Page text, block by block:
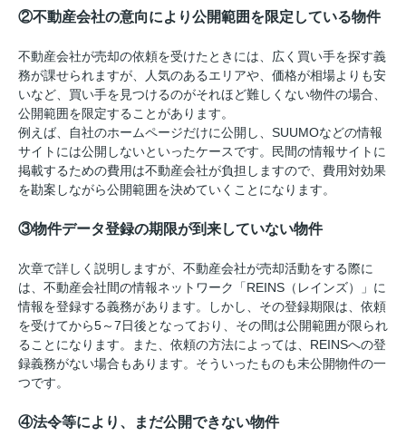
②不動産会社の意向により公開範囲を限定している物件
不動産会社が売却の依頼を受けたときには、広く買い手を探す義
務が課せられますが、人気のあるエリアや、価格が相場よりも安
いなど、買い手を見つけるのがそれほど難しくない物件の場合、
公開範囲を限定することがあります。
例えば、自社のホームページだけに公開し、SUUMOなどの情報
サイトには公開しないといったケースです。民間の情報サイトに
掲載するための費用は不動産会社が負担しますので、費用対効果
を勘案しながら公開範囲を決めていくことになります。
③物件データ登録の期限が到来していない物件
次章で詳しく説明しますが、不動産会社が売却活動をする際に
は、不動産会社間の情報ネットワーク「REINS（レインズ）」に
情報を登録する義務があります。しかし、その登録期限は、依頼
を受けてから5～7日後となっており、その間は公開範囲が限られ
ることになります。また、依頼の方法によっては、REINSへの登
録義務がない場合もあります。そういったものも未公開物件の一
つです。
④法令等により、まだ公開できない物件